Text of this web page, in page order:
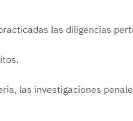
las diligencias
las investigaciones